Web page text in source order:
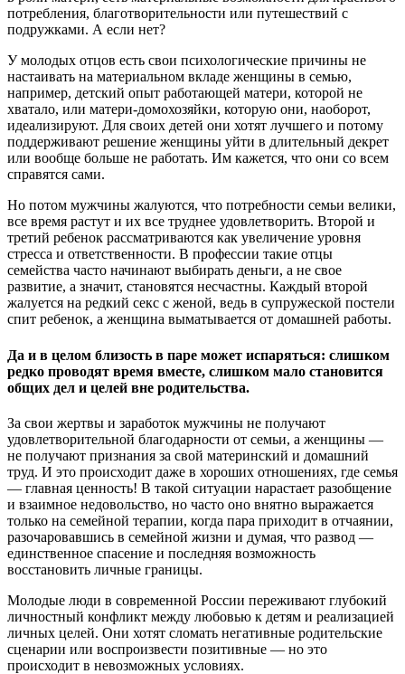
потребления, благотворительности или путешествий с
подружками. А если нет?
У молодых отцов есть свои психологические причины не
настаивать на материальном вкладе женщины в семью,
например, детский опыт работающей матери, которой не
хватало, или матери-домохозяйки, которую они, наоборот,
идеализируют. Для своих детей они хотят лучшего и потому
поддерживают решение женщины уйти в длительный декрет
или вообще больше не работать. Им кажется, что они со всем
справятся сами.
Но потом мужчины жалуются, что потребности семьи велики,
все время растут и их все труднее удовлетворить. Второй и
третий ребенок рассматриваются как увеличение уровня
стресса и ответственности. В профессии такие отцы
семейства часто начинают выбирать деньги, а не свое
развитие, а значит, становятся несчастны. Каждый второй
жалуется на редкий секс с женой, ведь в супружеской постели
спит ребенок, а женщина выматывается от домашней работы.
Да и в целом близость в паре может испаряться: слишком
редко проводят время вместе, слишком мало становится
общих дел и целей вне родительства.
За свои жертвы и заработок мужчины не получают
удовлетворительной благодарности от семьи, а женщины —
не получают признания за свой материнский и домашний
труд. И это происходит даже в хороших отношениях, где семья
— главная ценность! В такой ситуации нарастает разобщение
и взаимное недовольство, но часто оно внятно выражается
только на семейной терапии, когда пара приходит в отчаянии,
разочаровавшись в семейной жизни и думая, что развод —
единственное спасение и последняя возможность
восстановить личные границы.
Молодые люди в современной России переживают глубокий
личностный конфликт между любовью к детям и реализацией
личных целей. Они хотят сломать негативные родительские
сценарии или воспроизвести позитивные — но это
происходит в невозможных условиях.